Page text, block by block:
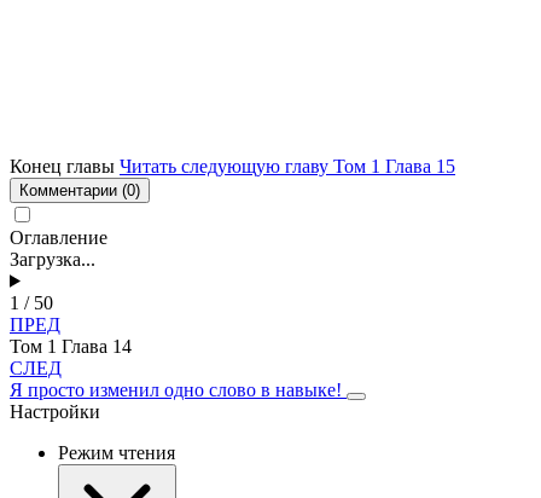
Конец главы Читать следующую главу Том 1 Глава 15
Комментарии (0)
Оглавление
Загрузка...
1 / 50
ПРЕД
Том 1 Глава 14
СЛЕД
Я просто изменил одно слово в навыке!
Настройки
Режим чтения